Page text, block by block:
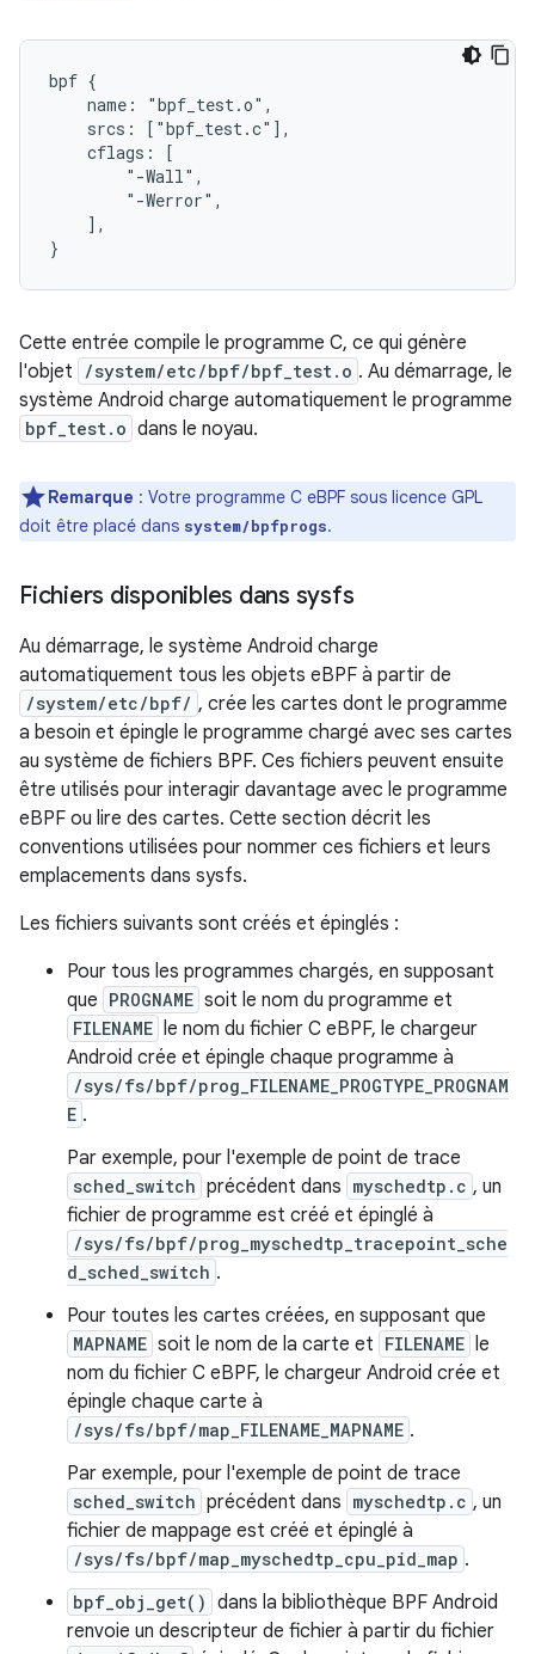
bpf {
    name: "bpf_test.o",
    srcs: ["bpf_test.c"],
    cflags: [
        "-Wall",
        "-Werror",
    ],
}
Cette entrée compile le programme C, ce qui génère
l'objet
/system/etc/bpf/bpf_test.o . Au démarrage, le
système Android charge automatiquement le programme
bpf_test.o dans le noyau.
Remarque : Votre programme C eBPF sous licence GPL
doit être placé dans system/bpfprogs.
Fichiers disponibles dans sysfs
Au démarrage, le système Android charge
automatiquement tous les objets eBPF à partir de
/system/etc/bpf/ , crée les cartes dont le programme
a besoin et épingle le programme chargé avec ses cartes
au système de fichiers BPF. Ces fichiers peuvent ensuite
être utilisés pour interagir davantage avec le programme
eBPF ou lire des cartes. Cette section décrit les
conventions utilisées pour nommer ces fichiers et leurs
emplacements dans sysfs.
Les fichiers suivants sont créés et épinglés :
Pour tous les programmes chargés, en supposant
que PROGNAME soit le nom du programme et
FILENAME le nom du fichier C eBPF, le chargeur
Android crée et épingle chaque programme à
/sys/fs/bpf/prog_FILENAME_PROGTYPE_PROGNAM
E .
Par exemple, pour l'exemple de point de trace
sched_switch précédent dans myschedtp.c , un
fichier de programme est créé et épinglé à
/sys/fs/bpf/prog_myschedtp_tracepoint_sche
d_sched_switch .
Pour toutes les cartes créées, en supposant que
MAPNAME soit le nom de la carte et FILENAME le
nom du fichier C eBPF, le chargeur Android crée et
épingle chaque carte à
/sys/fs/bpf/map_FILENAME_MAPNAME .
Par exemple, pour l'exemple de point de trace
sched_switch précédent dans myschedtp.c , un
fichier de mappage est créé et épinglé à
/sys/fs/bpf/map_myschedtp_cpu_pid_map .
bpf_obj_get() dans la bibliothèque BPF Android
renvoie un descripteur de fichier à partir du fichier